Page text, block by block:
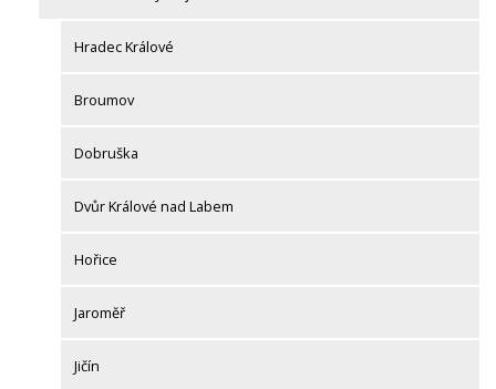
Hradec Králové
Broumov
Dobruška
Dvůr Králové nad Labem
Hořice
Jaroměř
Jičín